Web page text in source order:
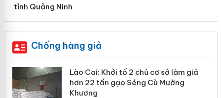
tỉnh Quảng Ninh
Chống hàng giả
Lào Cai: Khởi tố 2 chủ cơ sở làm giả
hơn 22 tấn gạo Séng Cù Mường
Khương